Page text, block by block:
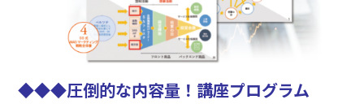
◆◆◆圧倒的な内容量！ 講座プログラム